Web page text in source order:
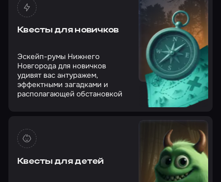
Квесты для новичков
Эскейп-румы Нижнего
Новгорода для новичков
удивят вас антуражем,
эффектными загадками и
располагающей обстановкой
Квесты для детей